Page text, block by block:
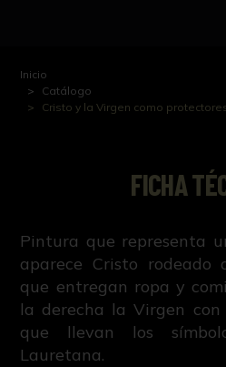
Inicio
Catálogo
Cristo y la Virgen como
FICHA
Pintura que representa
aparece Cristo rodeado
que entregan ropa y
la derecha la Virgen
que llevan los
Lauretana.